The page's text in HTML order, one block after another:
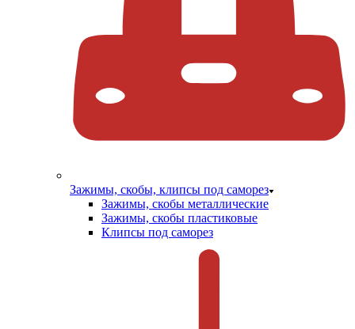
Зажимы, скобы, клипсы под саморез
Зажимы, скобы металлические
Зажимы, скобы пластиковые
Клипсы под саморез